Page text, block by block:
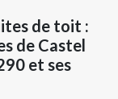
de toit :
de Castel
et ses